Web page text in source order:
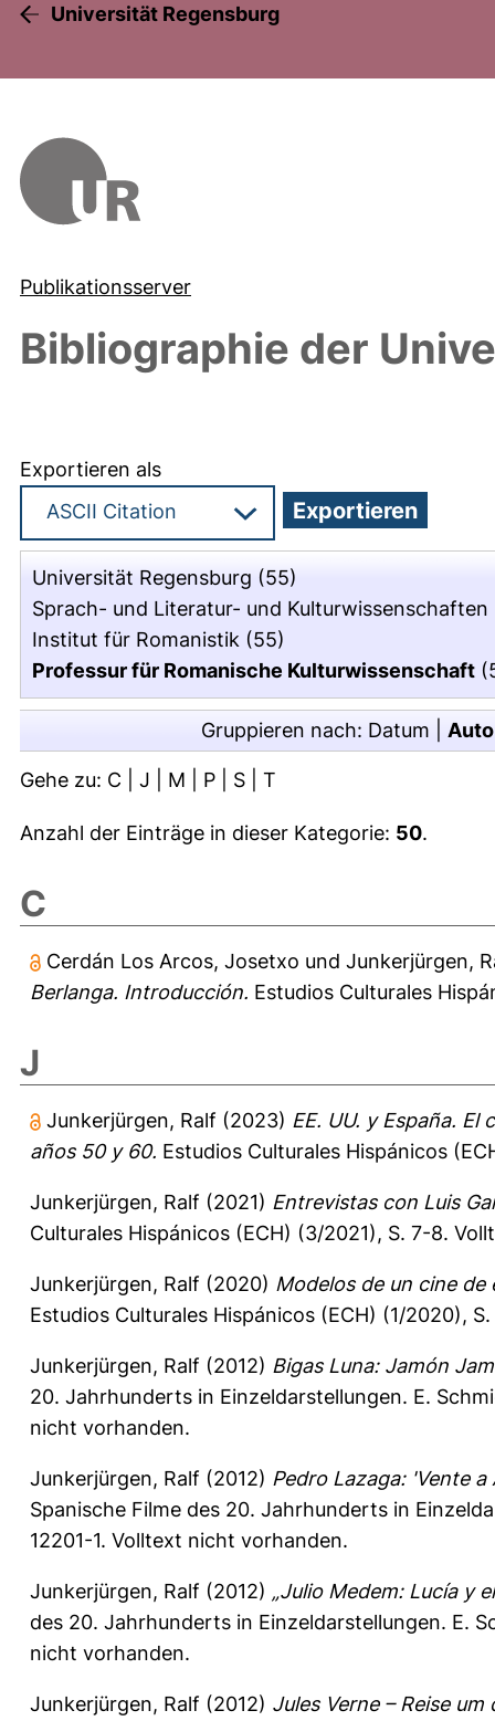
Universität Regensburg
Publikationsserver
Bibliographie der
Exportieren als
Universität Regensburg (55)
Sprach- und Literatur- und Kulturwissenschaften
Institut für Romanistik (55)
Professur für Romanische Kulturwissenschaft
Gruppieren nach: Datum
Gehe zu: C J M P S T
Anzahl der Einträge in dieser Kategorie: 50.
C
Cerdán Los Arcos, Josetxo und Junkerjürgen,
Berlanga. Introducción. Estudios Culturales
J
Junkerjürgen, Ralf (2023) EE. UU. y España.
años 50 y 60. Estudios Culturales Hispánicos
Junkerjürgen, Ralf (2021) Entrevistas con Luis
Culturales Hispánicos (ECH) (3/2021), S. 7-8.
Junkerjürgen, Ralf (2020) Modelos de un cine
Estudios Culturales Hispánicos (ECH) (1/2020),
Junkerjürgen, Ralf (2012) Bigas Luna: Jamón
20. Jahrhunderts in Einzeldarstellungen. E.
nicht vorhanden.
Junkerjürgen, Ralf (2012) Pedro Lazaga: 'Vente a
Spanische Filme des 20. Jahrhunderts in
12201-1. Volltext nicht vorhanden.
Junkerjürgen, Ralf (2012) „Julio Medem: Lucía y
des 20. Jahrhunderts in Einzeldarstellungen. E.
nicht vorhanden.
Junkerjürgen, Ralf (2012) Jules Verne – Reise